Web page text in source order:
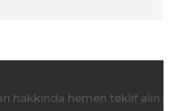
hakkında hemen teklif alın